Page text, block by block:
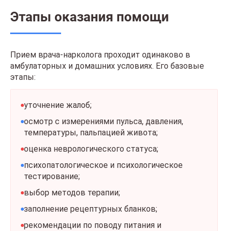
Этапы оказания помощи
Прием врача-нарколога проходит одинаково в
амбулаторных и домашних условиях. Его базовые
этапы:
уточнение жалоб;
осмотр с измерениями пульса, давления,
температуры, пальпацией живота;
оценка неврологического статуса;
психопатологическое и психологическое
тестирование;
выбор методов терапии;
заполнение рецептурных бланков;
рекомендации по поводу питания и